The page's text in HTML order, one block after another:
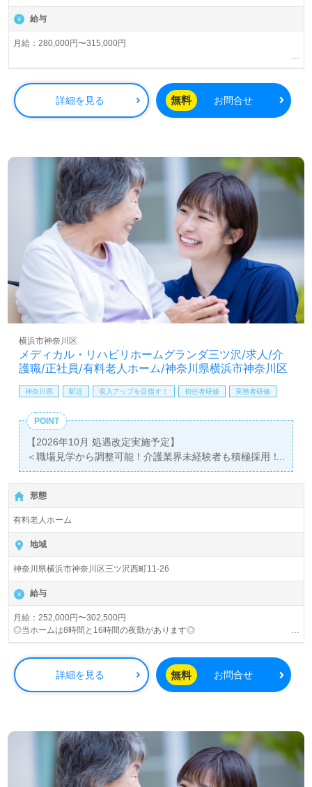
職場環境は多様性に富んでおり、中途採用者や幅広い年代
手や介護職の経験があれば大歓迎。『ケアリッツ・アン
は2,600人以上。IT技術を活用し、介護業界のリーディング
カンパニーを目指しています。
今回の募集は、愛知、神奈川、東京、大阪エリアでも新規
笑顔あふれる介護を実践しませんか？
また、求職者の皆様には、ウィルオブ介護を通じて、医
療・福祉業界の求人を幅広くご紹介しております。転職相
談や年収交渉など、全て無料でサポート。非公開求人も取
り扱っているため、ぜひお気軽にお問い合わせください。
給与
月給：280,000円〜315,000円
土日出勤手当（月最大6,000円）別途支給
資格手当：（介護福祉士）15,000円
超過勤務手当
給与改定：年1回（4月）
賞与：年2回（4月、10月）
詳細を見る 無料 お問合せ
メディカル・リハビリホームグランダ三ツ沢/求人/介
護職/正社員/有料老人ホーム/神奈川県横浜市神奈川区
横浜市神奈川区
神奈川県 駅近 収入アップを目指す！ 初任者研修 実務者研修
POINT
【2026年10月 処遇改定実施予定】
＜職場見学から調整可能！介護業界未経験者も積極採用！
『わたしらしいやりがいみつける！』業界トップクラスの
教育研修プログラム！ベネッセグループ！＞
◎介護職/正社員募集◎【月給252,000円～302,500円/賞与
2回】
＊初任者研修以上有資格者向け求人＊『三ツ沢上町駅』徒
歩7分。
入居定員72名（全室個室）『メディカル・リハビリホーム
グランダ三ツ沢』株式会社会社ベネッセスタイルケア
Benesse Style Care Co.,Ltd. （本社：東京都西新宿） 様の
運営です。従業員18,200人以上、26年の実績、全国に350
拠点以上の有料老人ホーム、教育/学童領域で事業展開され
ています。業界トップクラスの施設数を誇り、ワンランク
上の介護サービスをご提供。資格支援制度や教育研修プロ
グラムも充実。『入社してよかった！』のお声も届く企業
様です。
れからのキャリアが楽しみになる』輝く未来を描いてみま
せんか◎
看護助手や介護職経験のある方はもちろん、これから介護
職を目指される方も幅広く募集します。就職後『ゆとりと
形態
有料老人ホーム
地域
神奈川県横浜市神奈川区三ツ沢西町11-26
給与
月給：252,000円〜302,500円
◎当ホームは8時間と16時間の夜勤があります◎
夜勤手当：（8時間の場合）2,500円/回
（16時間の場合）5,000円/回（夜勤回数月5回程度）
交通費規定内支給
残業手当
※初任者研修手当は実務者研修をお持ちの方も対象。
※介護福祉士手当を支給の場合は対象外となります。
社内専門資格手当
年末年始手当
保育手当：10,000円（規定あり）
詳細を見る 無料 お問合せ